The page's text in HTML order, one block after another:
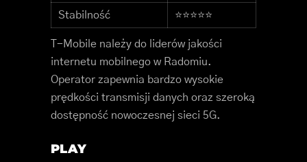
Stabilność ⭐⭐⭐⭐⭐
T-Mobile należy do liderów jakości
internetu mobilnego w Radomiu.
Operator zapewnia bardzo wysokie
prędkości transmisji danych oraz szeroką
dostępność nowoczesnej sieci 5G.
PLAY